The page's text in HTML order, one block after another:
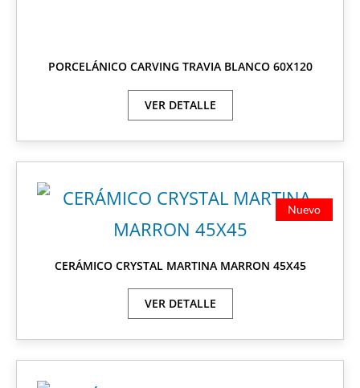
PORCELÁNICO CARVING TRAVIA BLANCO 60X120
VER DETALLE
Nuevo
CERÁMICO CRYSTAL MARTINA MARRON 45X45
VER DETALLE